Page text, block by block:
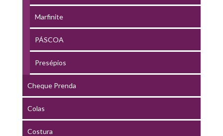
Marfinite
PÁSCOA
Presépios
Cheque Prenda
Colas
Costura